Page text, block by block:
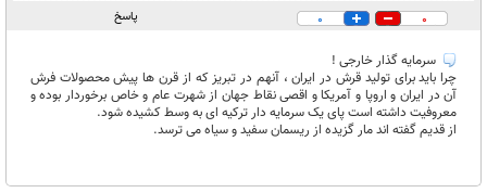
0
0 پاسخ
سرمایه گذار خارجی !
چرا باید برای تولید قرش در ایران ، آنهم در تبریز که از قرن ها پیش محصولات فرش
آن در ایران و اروپا و آمریکا و اقصی نقاط جهان از شهرت عام و خاص برخوردار بوده و
معروفیت داشته است پای یک سرمایه دار ترکیه ای به وسط کشیده شود.
از قدیم گفته اند مار گزیده از ریسمان سفید و سیاه می ترسد.